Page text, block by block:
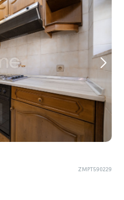
ZMPT590229